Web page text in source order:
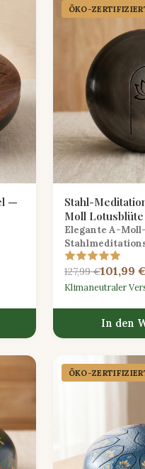
—
ÖKO-
Stahl-
Moll Lotusblüte
Elegante A-Moll-
ätzendem Lotus-
beruhigende und
Sitzungen.
127,99 €101,99
Klimaneutraler
In den
ÖKO-